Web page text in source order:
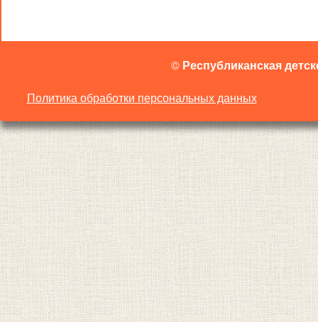
© Республиканская
Политика обработки персональных данных